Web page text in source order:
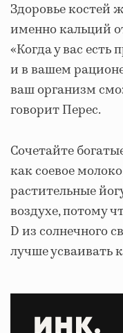
Здоровье костей
именно кальций
«Когда у вас есть
и в вашем
ваш организм
говорит Перес.
Сочетайте
как соевое
растительные
воздухе, потому
D из солнечного
лучше усваивать